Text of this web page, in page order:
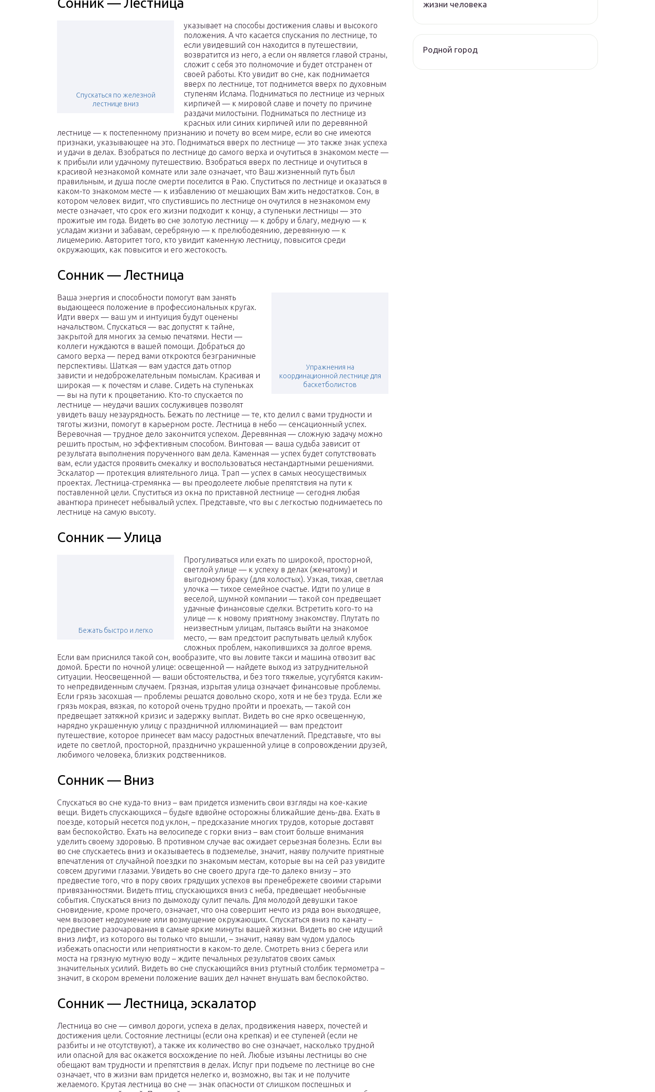
Спускаться по железной
лестнице вниз
указывает на способы достижения славы и высокого
положения. А что касается спускания по лестнице, то
если увидевший сон находится в путешествии,
возвратится из него, а если он является главой страны,
сложит с себя это полномочие и будет отстранен от
своей работы. Кто увидит во сне, как поднимается
вверх по лестнице, тот поднимется вверх по духовным
ступеням Ислама. Подниматься по лестнице из черных
кирпичей — к мировой славе и почету по причине
раздачи милостыни. Подниматься по лестнице из
красных или синих кирпичей или по деревянной
лестнице — к постепенному признанию и почету во всем мире, если во сне имеются
признаки, указывающее на это. Подниматься вверх по лестнице — это также знак успеха
и удачи в делах. Взобраться по лестнице до самого верха и очутиться в знакомом месте —
к прибыли или удачному путешествию. Взобраться вверх по лестнице и очутиться в
красивой незнакомой комнате или зале означает, что Ваш жизненный путь был
правильным, и душа после смерти поселится в Раю. Спуститься по лестнице и оказаться в
каком-то знакомом месте — к избавлению от мешающих Вам жить недостатков. Сон, в
котором человек видит, что спустившись по лестнице он очутился в незнакомом ему
месте означает, что срок его жизни подходит к концу, а ступеньки лестницы — это
прожитые им года. Видеть во сне золотую лестницу — к добру и благу, медную — к
усладам жизни и забавам, серебряную — к прелюбодеянию, деревянную — к
лицемерию. Авторитет того, кто увидит каменную лестницу, повысится среди
окружающих, как повысится и его жестокость.
Сонник — Лестница
Упражнения на
координационной лестнице для
баскетболистов
Ваша энергия и способности помогут вам занять
выдающееся положение в профессиональных кругах.
Идти вверх — ваш ум и интуиция будут оценены
начальством. Спускаться — вас допустят к тайне,
закрытой для многих за семью печатями. Нести —
коллеги нуждаются в вашей помощи. Добраться до
самого верха — перед вами откроются безграничные
перспективы. Шаткая — вам удастся дать отпор
зависти и недоброжелательным помыслам. Красивая и
широкая — к почестям и славе. Сидеть на ступеньках
— вы на пути к процветанию. Кто-то спускается по
лестнице — неудачи ваших сослуживцев позволят
увидеть вашу незаурядность. Бежать по лестнице — те, кто делил с вами трудности и
тяготы жизни, помогут в карьерном росте. Лестница в небо — сенсационный успех.
Веревочная — трудное дело закончится успехом. Деревянная — сложную задачу можно
решить простым, но эффективным способом. Винтовая — ваша судьба зависит от
результата выполнения порученного вам дела. Каменная — успех будет сопутствовать
вам, если удастся проявить смекалку и воспользоваться нестандартными решениями.
Эскалатор — протекция влиятельного лица. Трап — успех в самых неосуществимых
проектах. Лестница-стремянка — вы преодолеете любые препятствия на пути к
поставленной цели. Спуститься из окна по приставной лестнице — сегодня любая
авантюра принесет небывалый успех. Представьте, что вы с легкостью поднимаетесь по
лестнице на самую высоту.
Сонник — Улица
Бежать быстро и легко
Прогуливаться или ехать по широкой, просторной,
светлой улице — к успеху в делах (женатому) и
выгодному браку (для холостых). Узкая, тихая, светлая
улочка — тихое семейное счастье. Идти по улице в
веселой, шумной компании — такой сон предвещает
удачные финансовые сделки. Встретить кого-то на
улице — к новому приятному знакомству. Плутать по
неизвестным улицам, пытаясь выйти на знакомое
место, — вам предстоит распутывать целый клубок
сложных проблем, накопившихся за долгое время.
Если вам приснился такой сон, вообразите, что вы ловите такси и машина отвозит вас
домой. Брести по ночной улице: освещенной — найдете выход из затруднительной
ситуации. Неосвещенной — ваши обстоятельства, и без того тяжелые, усугубятся каким-
то непредвиденным случаем. Грязная, изрытая улица означает финансовые проблемы.
Если грязь засохшая — проблемы решатся довольно скоро, хотя и не без труда. Если же
грязь мокрая, вязкая, по которой очень трудно пройти и проехать, — такой сон
предвещает затяжной кризис и задержку выплат. Видеть во сне ярко освещенную,
нарядно украшенную улицу с праздничной иллюминацией — вам предстоит
путешествие, которое принесет вам массу радостных впечатлений. Представьте, что вы
идете по светлой, просторной, празднично украшенной улице в сопровождении друзей,
любимого человека, близких родственников.
Сонник — Вниз
Спускаться во сне куда-то вниз – вам придется изменить свои взгляды на кое-какие
вещи. Видеть спускающихся – будьте вдвойне осторожны ближайшие день-два. Ехать в
поезде, который несется под уклон, – предсказание многих трудов, которые доставят
вам беспокойство. Ехать на велосипеде с горки вниз – вам стоит больше внимания
уделить своему здоровью. В противном случае вас ожидает серьезная болезнь. Если вы
во сне спускаетесь вниз и оказываетесь в подземелье, значит, наяву получите приятные
впечатления от случайной поездки по знакомым местам, которые вы на сей раз увидите
совсем другими глазами. Увидеть во сне своего друга где-то далеко внизу – это
предвестие того, что в пору своих грядущих успехов вы пренебрежете своими старыми
привязанностями. Видеть птиц, спускающихся вниз с неба, предвещает необычные
события. Спускаться вниз по дымоходу сулит печаль. Для молодой девушки такое
сновидение, кроме прочего, означает, что она совершит нечто из ряда вон выходящее,
чем вызовет недоумение или возмущение окружающих. Спускаться вниз по канату –
предвестие разочарования в самые яркие минуты вашей жизни. Видеть во сне идущий
вниз лифт, из которого вы только что вышли, – значит, наяву вам чудом удалось
избежать опасности или неприятности в каком-то деле. Смотреть вниз с берега или
моста на грязную мутную воду – ждите печальных результатов своих самых
значительных усилий. Видеть во сне спускающийся вниз ртутный столбик термометра –
значит, в скором времени положение ваших дел начнет внушать вам беспокойство.
Сонник — Лестница, эскалатор
Лестница во сне — символ дороги, успеха в делах, продвижения наверх, почестей и
достижения цели. Состояние лестницы (если она крепкая) и ее ступеней (если не
разбиты и не отсутствуют), а также их количество во сне означает, насколько трудной
или опасной для вас окажется восхождение по ней. Любые изъяны лестницы во сне
обещают вам трудности и препятствия в делах. Испуг при подъеме по лестнице во сне
означает, что в жизни вам придется нелегко и, возможно, вы так и не получите
желаемого. Крутая лестница во сне — знак опасности от слишком поспешных и
жизни человека
Родной город